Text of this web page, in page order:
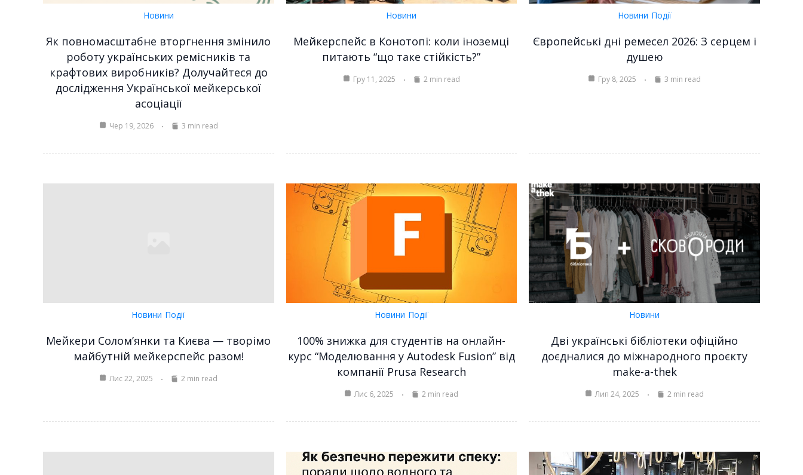
Новини
Як повномасштабне вторгнення змінило
роботу українських ремісників та
крафтових виробників? Долучайтеся до
дослідження Української мейкерської
асоціації
Чер 19, 2026 3 min read
Новини
Мейкерспейс в Конотопі: коли іноземці
питають “що таке стійкість?”
Гру 11, 2025 2 min read
Новини Події
Європейські дні ремесел 2026: З серцем і
душею
Гру 8, 2025 3 min read
Новини Події
Мейкери Солом’янки та Києва — творімо
майбутній мейкерспейс разом!
Лис 22, 2025 2 min read
Новини Події
100% знижка для студентів на онлайн-
курс “Моделювання у Autodesk Fusion” від
компанії Prusa Research
Лис 6, 2025 2 min read
Новини
Дві українські бібліотеки офіційно
доєдналися до міжнародного проєкту
make-a-thek
Лип 24, 2025 2 min read